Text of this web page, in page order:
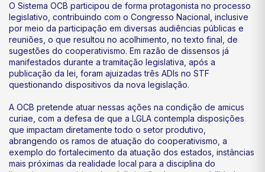
O Sistema OCB participou de forma protagonista no processo
legislativo, contribuindo com o Congresso Nacional, inclusive
por meio da participação em diversas audiências públicas e
reuniões, o que resultou no acolhimento, no texto final, de
sugestões do cooperativismo. Em razão de dissensos já
manifestados durante a tramitação legislativa, após a
publicação da lei, foram ajuizadas três ADIs no STF
questionando dispositivos da nova legislação.
A OCB pretende atuar nessas ações na condição de amicus
curiae, com a defesa de que a LGLA contempla disposições
que impactam diretamente todo o setor produtivo,
abrangendo os ramos de atuação do cooperativismo, a
exemplo do fortalecimento da atuação dos estados, instâncias
mais próximas da realidade local para a disciplina do